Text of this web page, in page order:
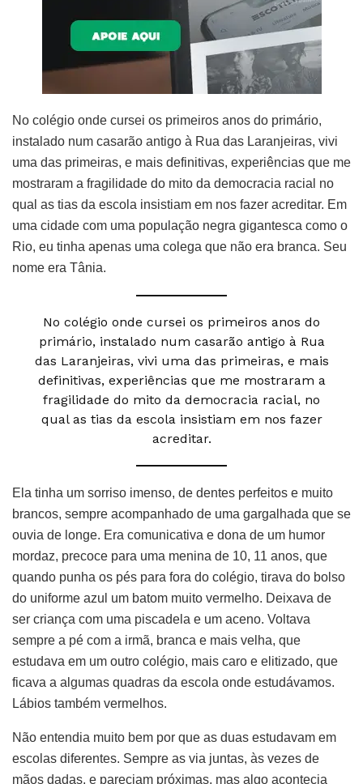
No colégio onde cursei os primeiros anos do primário,
instalado num casarão antigo à Rua das Laranjeiras, vivi
uma das primeiras, e mais definitivas, experiências que me
mostraram a fragilidade do mito da democracia racial no
qual as tias da escola insistiam em nos fazer acreditar. Em
uma cidade com uma população negra gigantesca como o
Rio, eu tinha apenas uma colega que não era branca. Seu
nome era Tânia.
No colégio onde cursei os primeiros anos do
primário, instalado num casarão antigo à Rua
das Laranjeiras, vivi uma das primeiras, e mais
definitivas, experiências que me mostraram a
fragilidade do mito da democracia racial, no
qual as tias da escola insistiam em nos fazer
acreditar.
Ela tinha um sorriso imenso, de dentes perfeitos e muito
brancos, sempre acompanhado de uma gargalhada que se
ouvia de longe. Era comunicativa e dona de um humor
mordaz, precoce para uma menina de 10, 11 anos, que
quando punha os pés para fora do colégio, tirava do bolso
do uniforme azul um batom muito vermelho. Deixava de
ser criança com uma piscadela e um aceno. Voltava
sempre a pé com a irmã, branca e mais velha, que
estudava em um outro colégio, mais caro e elitizado, que
ficava a algumas quadras da escola onde estudávamos.
Lábios também vermelhos.
Não entendia muito bem por que as duas estudavam em
escolas diferentes. Sempre as via juntas, às vezes de
mãos dadas, e pareciam próximas, mas algo acontecia